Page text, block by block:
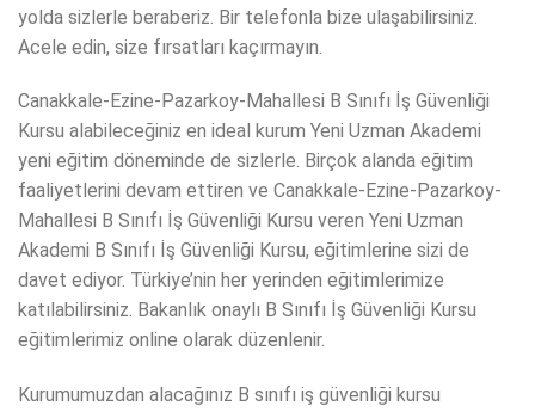
yolda sizlerle beraberiz. Bir telefonla bize ulaşabilirsiniz.
Acele edin, size fırsatları kaçırmayın.
Canakkale-Ezine-Pazarkoy-Mahallesi B Sınıfı İş Güvenliği
Kursu alabileceğiniz en ideal kurum Yeni Uzman Akademi
yeni eğitim döneminde de sizlerle. Birçok alanda eğitim
faaliyetlerini devam ettiren ve Canakkale-Ezine-Pazarkoy-
Mahallesi B Sınıfı İş Güvenliği Kursu veren Yeni Uzman
Akademi B Sınıfı İş Güvenliği Kursu, eğitimlerine sizi de
davet ediyor. Türkiye’nin her yerinden eğitimlerimize
katılabilirsiniz. Bakanlık onaylı B Sınıfı İş Güvenliği Kursu
eğitimlerimiz online olarak düzenlenir.
Kurumumuzdan alacağınız B sınıfı iş güvenliği kursu